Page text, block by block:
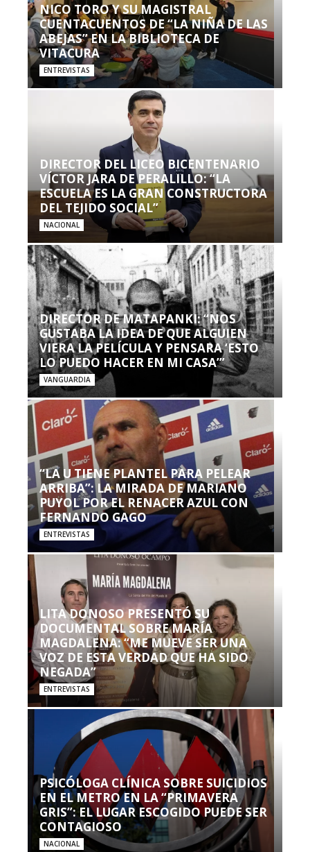
NICO TORO Y SU MAGISTRAL
CUENTACUENTOS DE “LA NIÑA DE LAS
ABEJAS” EN LA BIBLIOTECA DE
VITACURA
ENTREVISTAS
DIRECTOR DEL LICEO BICENTENARIO
VÍCTOR JARA DE PERALILLO: “LA
ESCUELA ES LA GRAN CONSTRUCTORA
DEL TEJIDO SOCIAL”
NACIONAL
DIRECTOR DE MATAPANKI: “NOS
GUSTABA LA IDEA DE QUE ALGUIEN
VIERA LA PELÍCULA Y PENSARA ‘ESTO
LO PUEDO HACER EN MI CASA’”
VANGUARDIA
“LA U TIENE PLANTEL PARA PELEAR
ARRIBA”: LA MIRADA DE MARIANO
PUYOL POR EL RENACER AZUL CON
FERNANDO GAGO
ENTREVISTAS
LITA DONOSO PRESENTÓ SU
DOCUMENTAL SOBRE MARÍA
MAGDALENA: “ME MUEVE SER UNA
VOZ DE ESTA VERDAD QUE HA SIDO
NEGADA”
ENTREVISTAS
PSICÓLOGA CLÍNICA SOBRE SUICIDIOS
EN EL METRO EN LA “PRIMAVERA
GRIS”: EL LUGAR ESCOGIDO PUEDE SER
CONTAGIOSO
NACIONAL